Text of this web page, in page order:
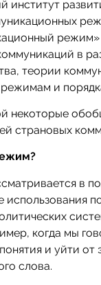
институт
в
теории
и
некоторые
страновых
в
использования
когда мы
и уйти
слова.